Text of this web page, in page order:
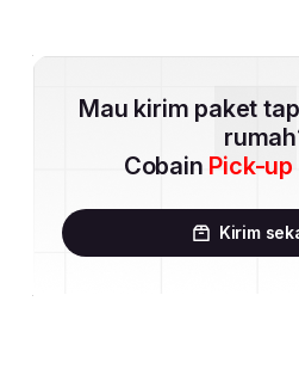
Mau kirim paket
Cobain Pick-
Kirim